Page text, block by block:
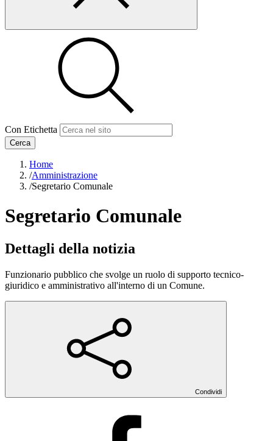
Con Etichetta
Cerca
Home
/Amministrazione
/Segretario Comunale
Segretario Comunale
Dettagli della notizia
Funzionario pubblico che svolge un ruolo di supporto tecnico-
giuridico e amministrativo all'interno di un Comune.
Condividi